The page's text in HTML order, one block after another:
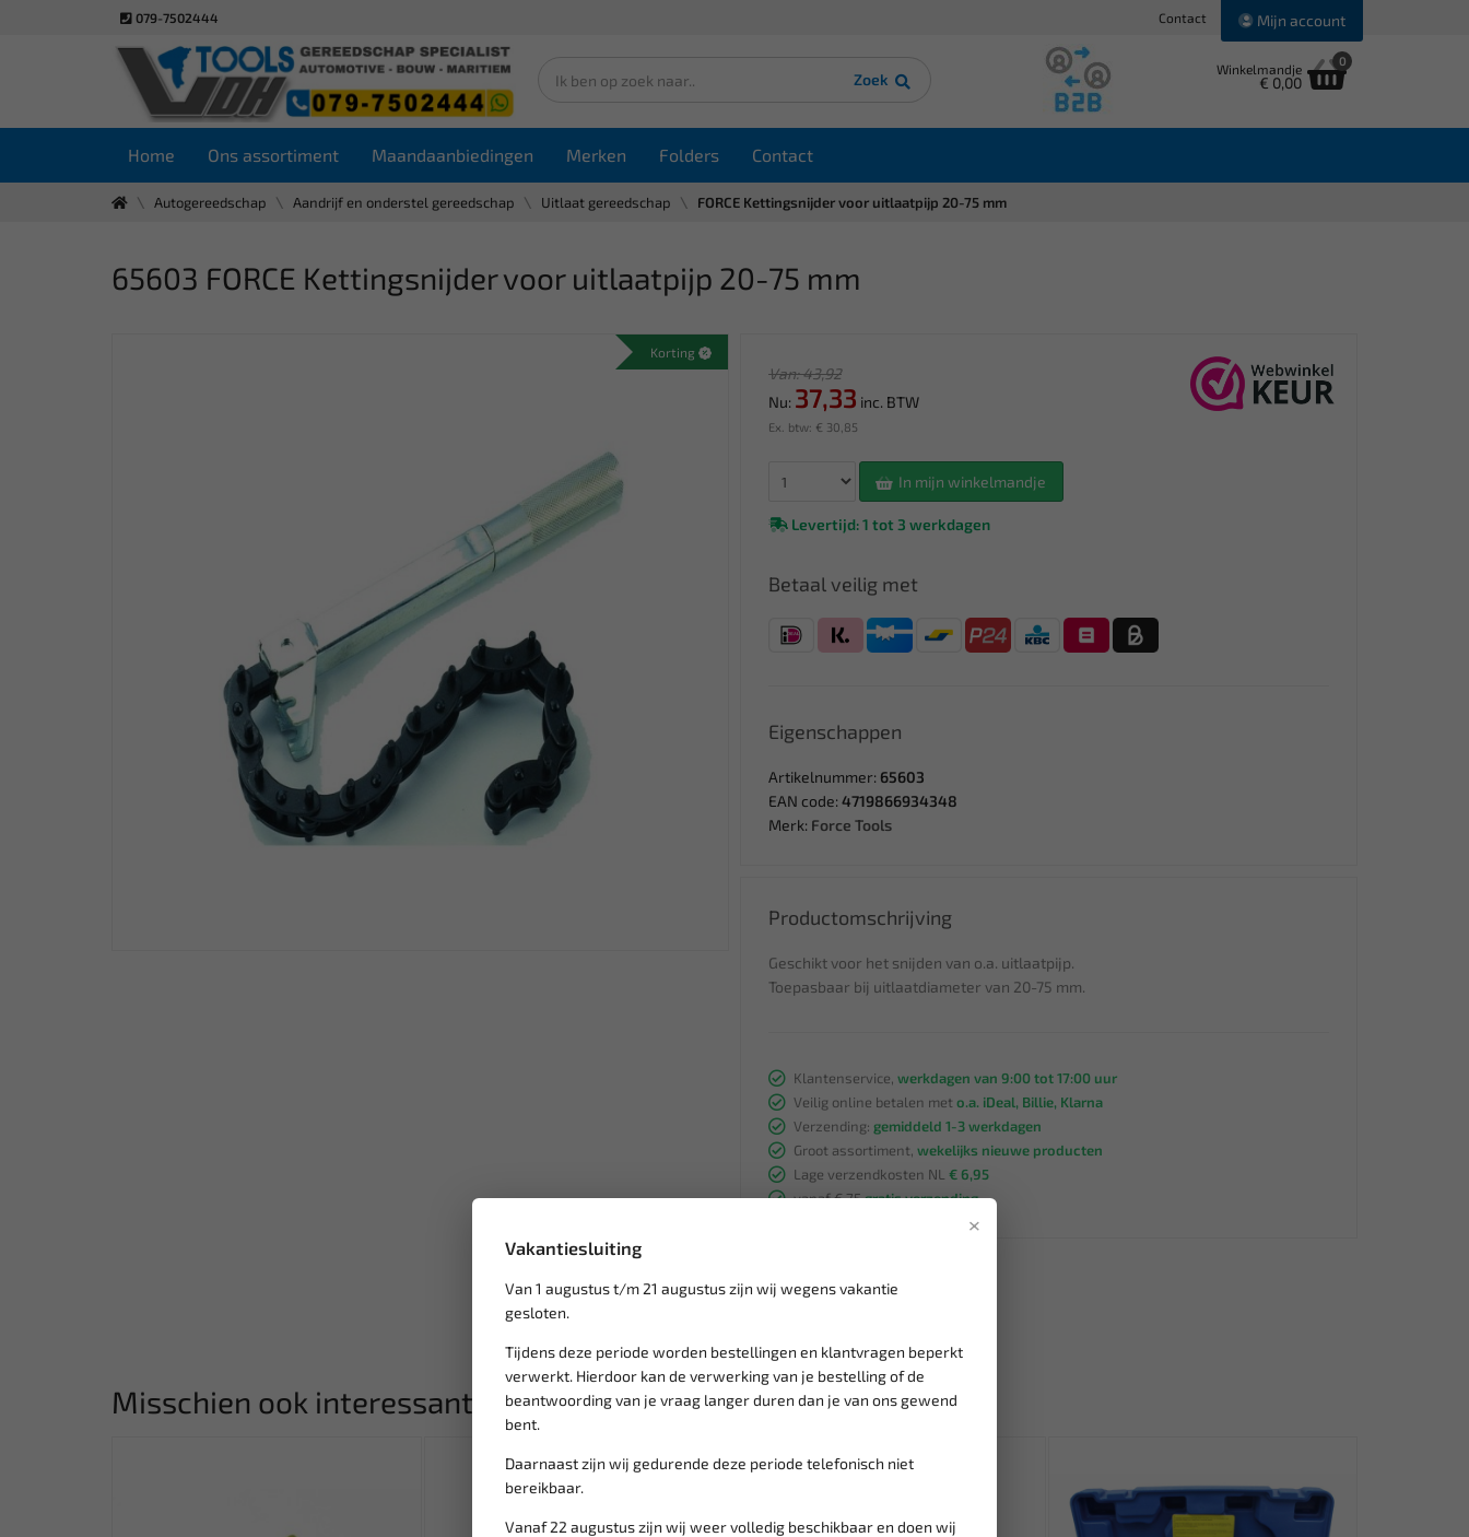
079-7502444 Contact Mijn account
Zoek
Winkelmandje
€ 0,00
0
Home Ons assortiment Maandaanbiedingen Merken Folders Contact
Autogereedschap Aandrijf en onderstel gereedschap Uitlaat gereedschap FORCE Kettingsnijder voor uitlaatpijp 20-75 mm
×
Vakantiesluiting
Van 1 augustus t/m 21 augustus zijn wij wegens vakantie
gesloten.
Tijdens deze periode worden bestellingen en klantvragen beperkt
verwerkt. Hierdoor kan de verwerking van je bestelling of de
beantwoording van je vraag langer duren dan je van ons gewend
bent.
Daarnaast zijn wij gedurende deze periode telefonisch niet
bereikbaar.
Vanaf 22 augustus zijn wij weer volledig beschikbaar en doen wij
65603 FORCE Kettingsnijder voor uitlaatpijp 20-75 mm
Korting
Van: 43,92
Nu: 37,33 inc. BTW
Ex. btw: € 30,85
In mijn winkelmandje
Levertijd: 1 tot 3 werkdagen
Betaal veilig met
Eigenschappen
Artikelnummer: 65603
EAN code: 4719866934348
Merk: Force Tools
Productomschrijving
Geschikt voor het snijden van o.a. uitlaatpijp.
Toepasbaar bij uitlaatdiameter van 20-75 mm.
Klantenservice, werkdagen van 9:00 tot 17:00 uur
Veilig online betalen met o.a. iDeal, Billie, Klarna
Verzending: gemiddeld 1-3 werkdagen
Groot assortiment, wekelijks nieuwe producten
Lage verzendkosten NL € 6,95
vanaf € 75gratis verzending
Misschien ook interessant: